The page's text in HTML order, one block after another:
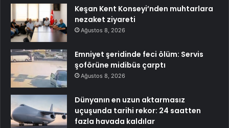
Keşan Kent Konseyi’nden muhtarlara
nezaket ziyareti
Ağustos 8, 2026
Emniyet şeridinde feci ölüm: Servis
şoförüne midibüs çarptı
Ağustos 8, 2026
Dünyanın en uzun aktarmasız
uçuşunda tarihi rekor: 24 saatten
fazla havada kaldılar